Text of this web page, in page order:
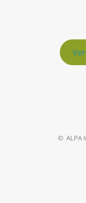
© ALPA